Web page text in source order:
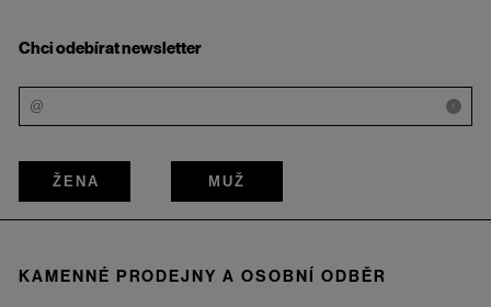
Chci odebírat newsletter
i
ŽENA MUŽ
KAMENNÉ PRODEJNY A OSOBNÍ ODBĚR